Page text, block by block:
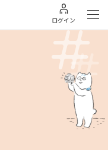
ログイン